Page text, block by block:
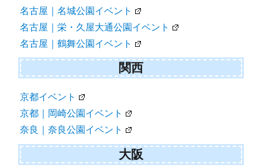
名古屋｜名城公園イベント
名古屋｜栄・久屋大通公園イベント
名古屋｜鶴舞公園イベント
関西
京都イベント
京都｜岡崎公園イベント
奈良｜奈良公園イベント
大阪